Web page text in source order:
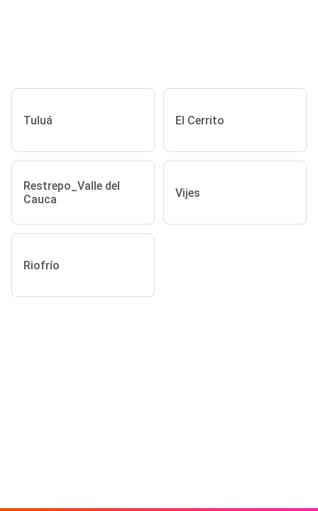
Tuluá El Cerrito
Restrepo_Valle del
Cauca
Vijes
Riofrío